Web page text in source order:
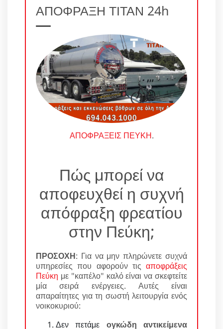
ΑΠΟΦΡΑΞΗ ΤΙΤΑΝ 24h
ΑΠΟΦΡΑΞΕΙΣ ΠΕΥΚΗ.
Πώς μπορεί να
αποφευχθεί η συχνή
απόφραξη φρεατίου
στην Πεύκη;
ΠΡΟΣΟΧΗ: Για να μην πληρώνετε συχνά
υπηρεσίες που αφορούν τις αποφράξεις
Πεύκη με "καπέλο" καλό είναι να σκεφτείτε
μία σειρά ενέργειες. Αυτές είναι
απαραίτητες για τη σωστή λειτουργία ενός
νοικοκυριού:
Δεν πετάμε ογκώδη αντικείμενα